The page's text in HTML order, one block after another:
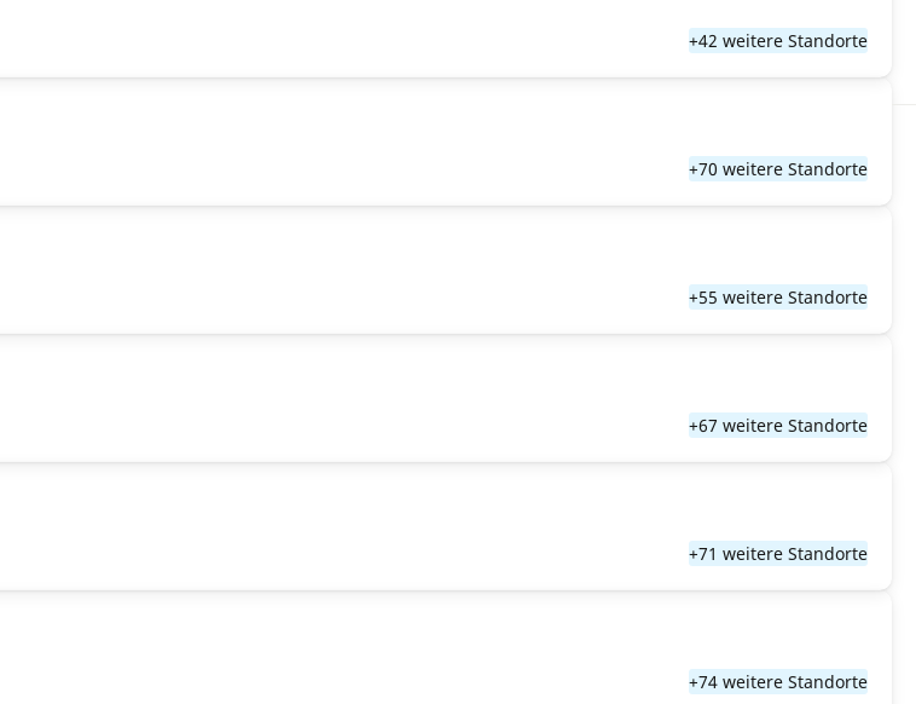
+42 weitere Standorte
+70 weitere Standorte
+55 weitere Standorte
+67 weitere Standorte
+71 weitere Standorte
+74 weitere Standorte